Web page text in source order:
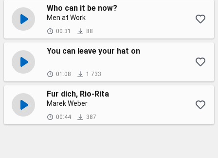
Who can it be now?
Men at Work
00:31 88
You can leave your hat on
01:08 1 733
Fur dich, Rio-Rita
Marek Weber
00:44 387